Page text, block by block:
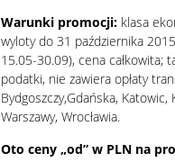
Warunki promocji:klasa
wyloty do 31 października
15.05-30.09), cena całkowita;
podatki, nie zawiera opłaty
Bydgoszczy,Gdańska, Katowic,
Warszawy, Wrocławia.
Oto ceny „od” w PLN na